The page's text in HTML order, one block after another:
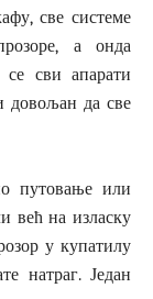
све системе
а онда
сви апарати
довољан да све
путовање или
већ на изласку
у купатилу
натраг. Један